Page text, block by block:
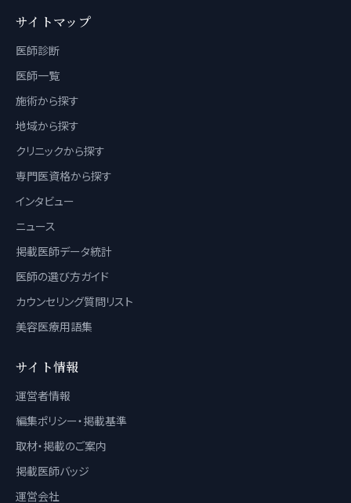
サイトマップ
医師診断
医師一覧
施術から探す
地域から探す
クリニックから探す
専門医資格から探す
インタビュー
ニュース
掲載医師データ統計
医師の選び方ガイド
カウンセリング質問リスト
美容医療用語集
サイト情報
運営者情報
編集ポリシー・掲載基準
取材・掲載のご案内
掲載医師バッジ
運営会社